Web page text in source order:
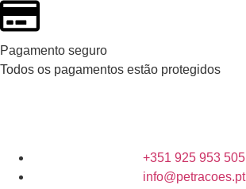
Pagamento seguro
Todos os pagamentos estão protegidos
+351 925 953 505
info@petracoes.pt